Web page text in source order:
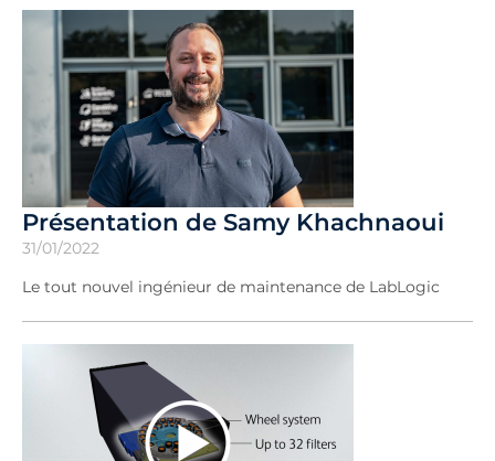
Présentation de Samy Khachnaoui
31/01/2022
Le tout nouvel ingénieur de maintenance de LabLogic